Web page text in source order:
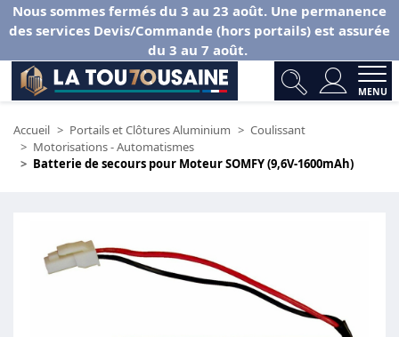
Nous sommes fermés du 3 au 23 août. Une permanence
des services Devis/Commande (hors portails) est assurée
du 3 au 7 août.
MENU
Accueil Portails et Clôtures Aluminium
Coulissant
Motorisations - Automatismes
Batterie de secours pour Moteur SOMFY (9,6V-1600mAh)